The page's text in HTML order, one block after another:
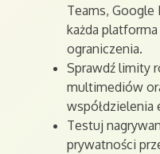
Teams,
każda
ograniczenia.
Sprawdź limity
multimediów
współdzielenia
Testuj
prywatności